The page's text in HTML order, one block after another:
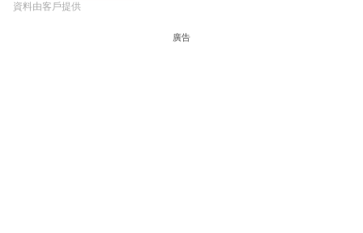
資料由客戶提供
廣告